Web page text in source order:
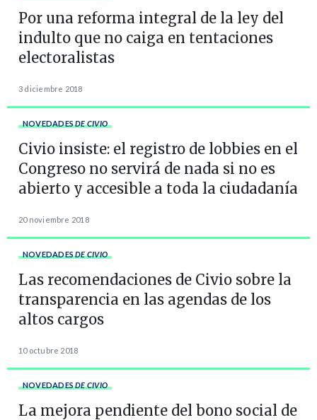
Por una reforma integral de la ley del
indulto que no caiga en tentaciones
electoralistas
3 diciembre 2018
NOVEDADES DE CIVIO
Civio insiste: el registro de lobbies en el
Congreso no servirá de nada si no es
abierto y accesible a toda la ciudadanía
20 noviembre 2018
NOVEDADES DE CIVIO
Las recomendaciones de Civio sobre la
transparencia en las agendas de los
altos cargos
10 octubre 2018
NOVEDADES DE CIVIO
La mejora pendiente del bono social de